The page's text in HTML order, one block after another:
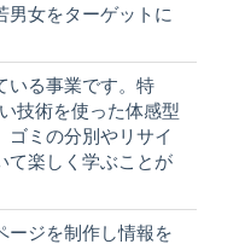
男女をターゲットに
いる事業です。特
技術を使った体感型
ゴミの分別やリサイ
て楽しく学ぶことが
ージを制作し情報を